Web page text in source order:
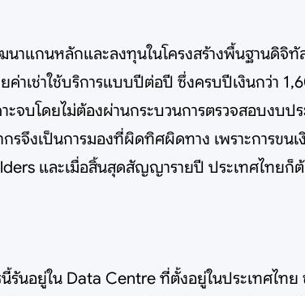
แกนหลักและลงทุนในโครงสร้างพื้นฐานดิจิทั
าเช่าใช้บริการแบบปีต่อปี ซึ่งครบปีเงินกว่า
จบโดยไม่ต้องผ่านกระบวนการตรวจสอบงบ
งเป็นการมองที่ผิดทิศผิดทาง เพราะการขนเ
และเมื่อสิ้นสุดสัญญารายปี ประเทศไทยก็
รันอยู่ใน Data Centre ที่ตั้งอยู่ในประเทศไท